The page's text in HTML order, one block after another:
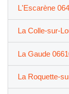
L'Escarène
La Colle-sur-
La Gaude
La Roquette-